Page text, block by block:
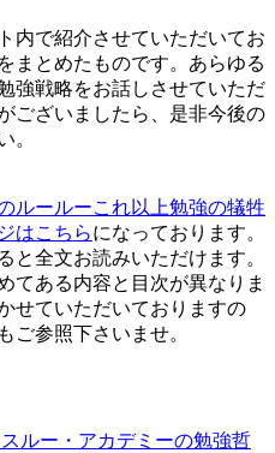
内で紹介させていただいてお
まとめたものです。あらゆる
強戦略をお話しさせていただ
ございましたら、是非今後の
。
ルールーこれ以上勉強の犠牲
はこちらになっております。
と全文お読みいただけます。
てある内容と目次が異なりま
せていただいておりますの
ご参照下さいませ。
ルー・アカデミーの勉強哲